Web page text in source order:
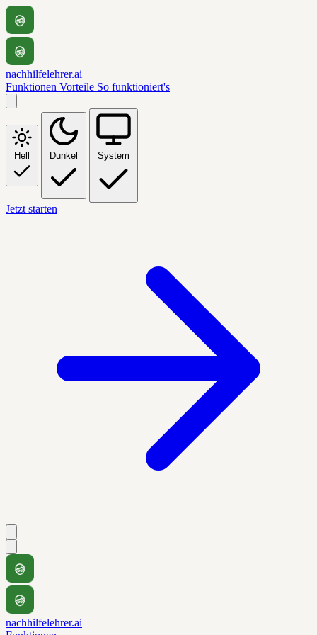
nachhilfelehrer.ai
Funktionen Vorteile So funktioniert's
Hell Dunkel System
Jetzt starten
nachhilfelehrer.ai